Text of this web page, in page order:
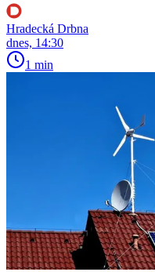
Hradecká Drbna
dnes, 14:30
1 min